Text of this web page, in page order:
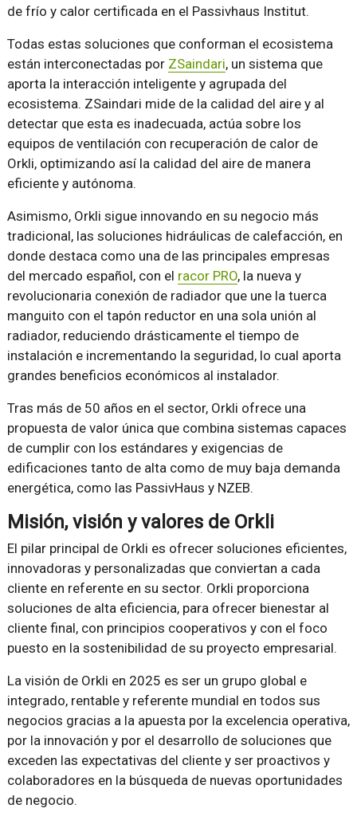
de frío y calor certificada en el Passivhaus Institut.
Todas estas soluciones que conforman el ecosistema
están interconectadas por ZSaindari, un sistema que
aporta la interacción inteligente y agrupada del
ecosistema. ZSaindari mide de la calidad del aire y al
detectar que esta es inadecuada, actúa sobre los
equipos de ventilación con recuperación de calor de
Orkli, optimizando así la calidad del aire de manera
eficiente y autónoma.
Asimismo, Orkli sigue innovando en su negocio más
tradicional, las soluciones hidráulicas de calefacción, en
donde destaca como una de las principales empresas
del mercado español, con el racor PRO, la nueva y
revolucionaria conexión de radiador que une la tuerca
manguito con el tapón reductor en una sola unión al
radiador, reduciendo drásticamente el tiempo de
instalación e incrementando la seguridad, lo cual aporta
grandes beneficios económicos al instalador.
Tras más de 50 años en el sector, Orkli ofrece una
propuesta de valor única que combina sistemas capaces
de cumplir con los estándares y exigencias de
edificaciones tanto de alta como de muy baja demanda
energética, como las PassivHaus y NZEB.
Misión, visión y valores de Orkli
El pilar principal de Orkli es ofrecer soluciones eficientes,
innovadoras y personalizadas que conviertan a cada
cliente en referente en su sector. Orkli proporciona
soluciones de alta eficiencia, para ofrecer bienestar al
cliente final, con principios cooperativos y con el foco
puesto en la sostenibilidad de su proyecto empresarial.
La visión de Orkli en 2025 es ser un grupo global e
integrado, rentable y referente mundial en todos sus
negocios gracias a la apuesta por la excelencia operativa,
por la innovación y por el desarrollo de soluciones que
exceden las expectativas del cliente y ser proactivos y
colaboradores en la búsqueda de nuevas oportunidades
de negocio.